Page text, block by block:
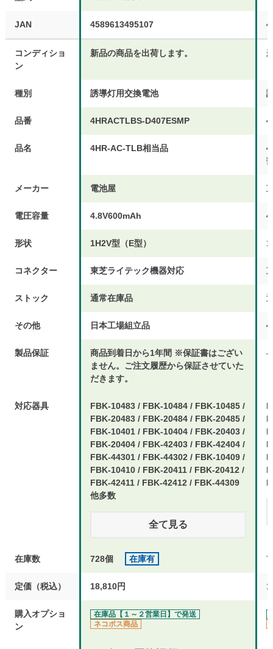
JAN 4589613495107
コンディショ
ン
新品の商品を出荷します。
種別 誘導灯用交換電池
品番 4HRACTLBS-D407ESMP
品名 4HR-AC-TLB相当品
メーカー 電池屋
電圧容量 4.8V600mAh
形状 1H2V型（E型）
コネクター 東芝ライテック機器対応
ストック 通常在庫品
その他 日本工場組立品
製品保証
商品到着日から1年間 ※保証書はござい
ません。ご注文履歴から保証させていた
だきます。
-
対応器具
FBK-10483 / FBK-10484 / FBK-10485 /
FBK-20483 / FBK-20484 / FBK-20485 /
FBK-10401 / FBK-10404 / FBK-20403 /
FBK-20404 / FBK-42403 / FBK-42404 /
FBK-44301 / FBK-44302 / FBK-10409 /
FBK-10410 / FBK-20411 / FBK-20412 /
FBK-42411 / FBK-42412 / FBK-44309
他多数
全て見る
在庫数 728個 在庫有
定価（税込） 18,810円
購入オプショ
ン
在庫品【１～２営業日】で発送
ネコポス商品